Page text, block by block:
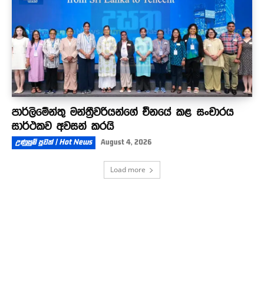
පාර්ලිමේන්තු මන්ත්‍රීවරියන්ගේ චීනයේ කළ සංචාරය
සාර්ථකව අවසන් කරයි
උණුසුම් පුවත් | Hot News August 4, 2026
Load more